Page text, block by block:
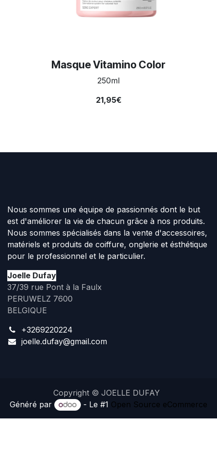
Masque Vitamino Color
250ml
21,95€
Nous sommes une équipe de passionnés dont le but
est d'améliorer la vie de chacun grâce à nos produits.
Nous sommes spécialisés dans la vente d'accessoires,
matériels et produits de coiffure, onglerie et ésthétique
pour le professionnel et le particulier.
Joelle Dufay
37/39 rue Pont à la Faulx
PERUWELZ 7600
BELGIQUE
+3269220224
joelle.dufay@gmail.com
Copyright © JOELLE DUFAY
Généré par
- Le #1 Open Source eCommerce